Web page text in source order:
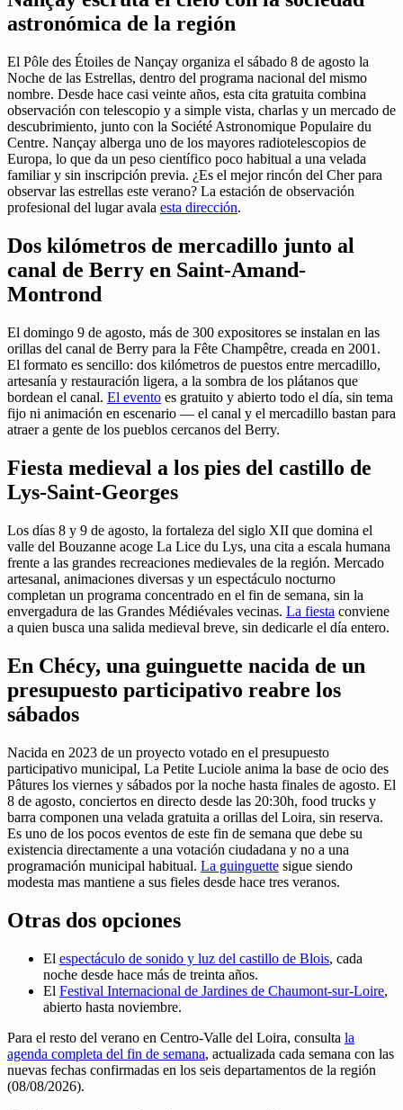
astronómica de la región
El Pôle des Étoiles de Nançay organiza el sábado 8 de agosto la
Noche de las Estrellas, dentro del programa nacional del mismo
nombre. Desde hace casi veinte años, esta cita gratuita combina
observación con telescopio y a simple vista, charlas y un mercado de
descubrimiento, junto con la Société Astronomique Populaire du
Centre. Nançay alberga uno de los mayores radiotelescopios de
Europa, lo que da un peso científico poco habitual a una velada
familiar y sin inscripción previa. ¿Es el mejor rincón del Cher para
observar las estrellas este verano? La estación de observación
profesional del lugar avala esta dirección.
Dos kilómetros de mercadillo junto al
canal de Berry en Saint-Amand-
Montrond
El domingo 9 de agosto, más de 300 expositores se instalan en las
orillas del canal de Berry para la Fête Champêtre, creada en 2001.
El formato es sencillo: dos kilómetros de puestos entre mercadillo,
artesanía y restauración ligera, a la sombra de los plátanos que
bordean el canal. El evento es gratuito y abierto todo el día, sin tema
fijo ni animación en escenario — el canal y el mercadillo bastan para
atraer a gente de los pueblos cercanos del Berry.
Fiesta medieval a los pies del castillo de
Lys-Saint-Georges
Los días 8 y 9 de agosto, la fortaleza del siglo XII que domina el
valle del Bouzanne acoge La Lice du Lys, una cita a escala humana
frente a las grandes recreaciones medievales de la región. Mercado
artesanal, animaciones diversas y un espectáculo nocturno
completan un programa concentrado en el fin de semana, sin la
envergadura de las Grandes Médiévales vecinas. La fiesta conviene
a quien busca una salida medieval breve, sin dedicarle el día entero.
En Chécy, una guinguette nacida de un
presupuesto participativo reabre los
sábados
Nacida en 2023 de un proyecto votado en el presupuesto
participativo municipal, La Petite Luciole anima la base de ocio des
Pâtures los viernes y sábados por la noche hasta finales de agosto. El
8 de agosto, conciertos en directo desde las 20:30h, food trucks y
barra componen una velada gratuita a orillas del Loira, sin reserva.
Es uno de los pocos eventos de este fin de semana que debe su
existencia directamente a una votación ciudadana y no a una
programación municipal habitual. La guinguette sigue siendo
modesta mas mantiene a sus fieles desde hace tres veranos.
Otras dos opciones
El espectáculo de sonido y luz del castillo de Blois, cada
noche desde hace más de treinta años.
El Festival Internacional de Jardines de Chaumont-sur-Loire,
abierto hasta noviembre.
Para el resto del verano en Centro-Valle del Loira, consulta la
agenda completa del fin de semana, actualizada cada semana con las
nuevas fechas confirmadas en los seis departamentos de la región
(08/08/2026).